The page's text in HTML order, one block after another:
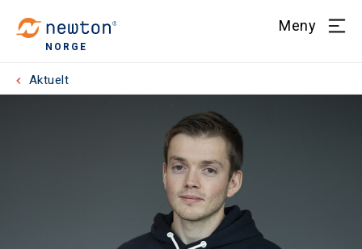
NORGE
Meny
Aktuelt